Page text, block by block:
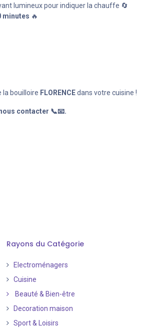
lumineux pour indiquer la chauffe 🔄
minutes 🔥
la bouilloire FLORENCEdans votre cuisine !
contacter 📞📧.
Rayons du Catégorie
Electroménagers
Cuisine
Beauté & Bien-être
Decoration maison
Sport & Loisirs